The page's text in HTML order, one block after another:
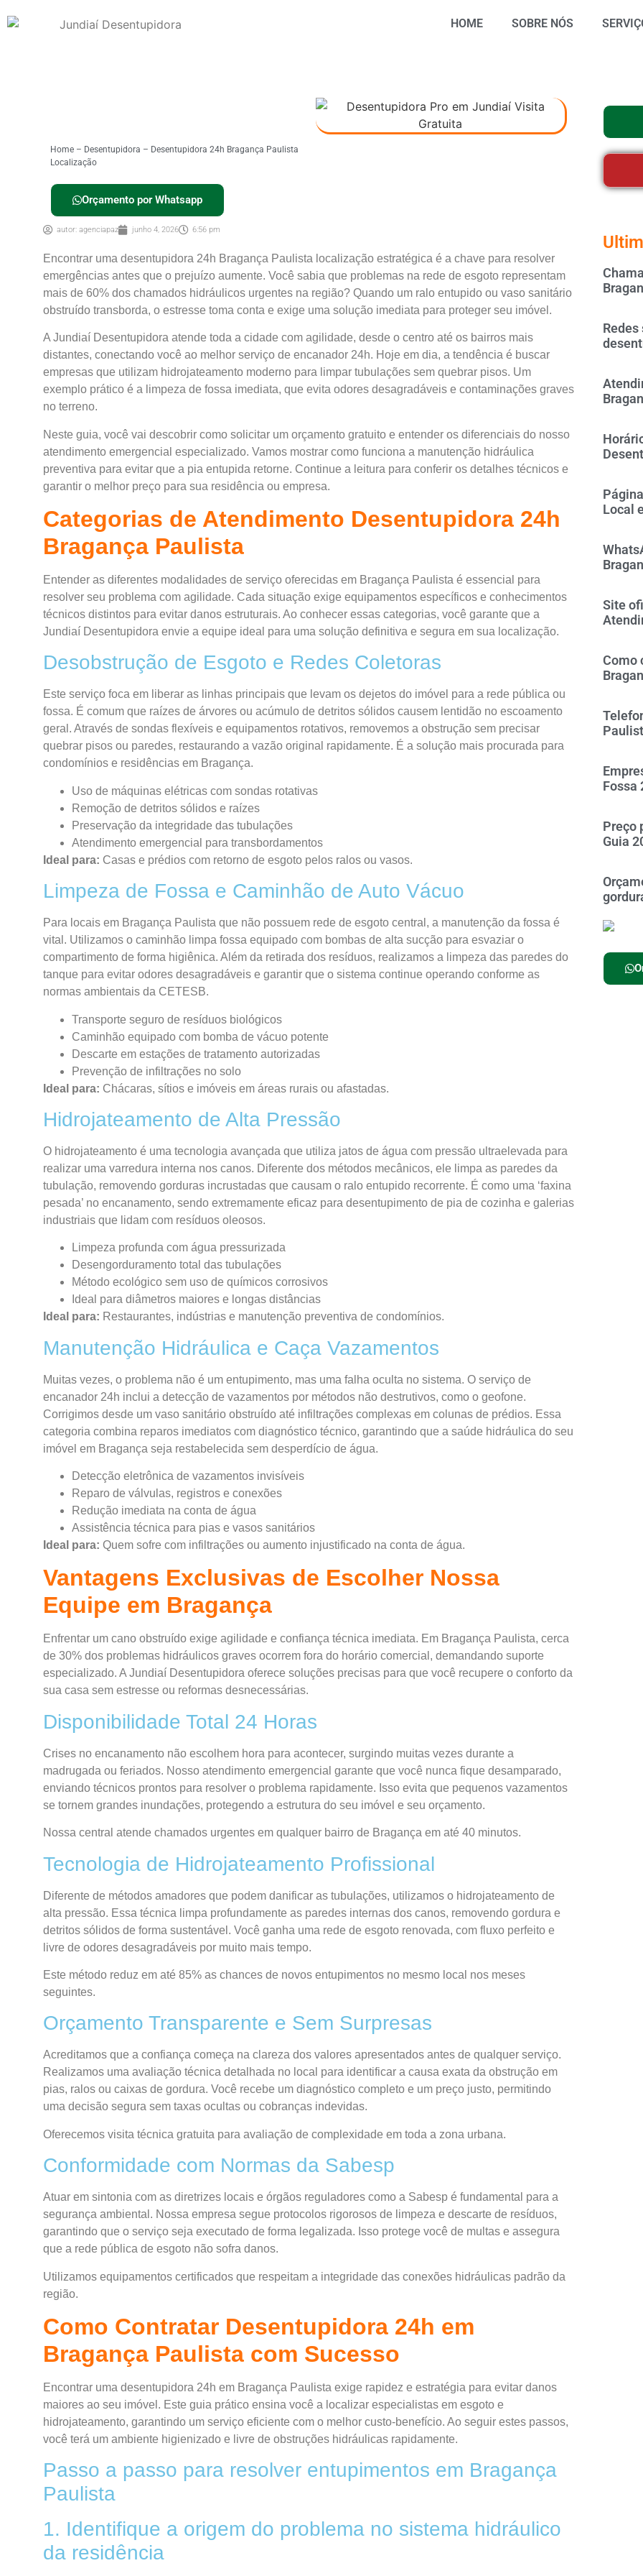
HOME SOBRE NÓS
Home – Desentupidora – Desentupidora 24h Bragança Paulista
Localização
Orçamento por Whatsapp
autor: agenciapaz junho 4, 2026 6:56 pm
Encontrar uma desentupidora 24h Bragança Paulista localização estratégica é a chave para resolver
emergências antes que o prejuízo aumente. Você sabia que problemas na rede de esgoto representam
mais de 60% dos chamados hidráulicos urgentes na região? Quando um ralo entupido ou vaso sanitário
obstruído transborda, o estresse toma conta e exige uma solução imediata para proteger seu imóvel.
A Jundiaí Desentupidora atende toda a cidade com agilidade, desde o centro até os bairros mais
distantes, conectando você ao melhor serviço de encanador 24h. Hoje em dia, a tendência é buscar
empresas que utilizam hidrojateamento moderno para limpar tubulações sem quebrar pisos. Um
exemplo prático é a limpeza de fossa imediata, que evita odores desagradáveis e contaminações graves
no terreno.
Neste guia, você vai descobrir como solicitar um orçamento gratuito e entender os diferenciais do nosso
atendimento emergencial especializado. Vamos mostrar como funciona a manutenção hidráulica
preventiva para evitar que a pia entupida retorne. Continue a leitura para conferir os detalhes técnicos e
garantir o melhor preço para sua residência ou empresa.
Categorias de Atendimento Desentupidora 24h
Bragança Paulista
Entender as diferentes modalidades de serviço oferecidas em Bragança Paulista é essencial para
resolver seu problema com agilidade. Cada situação exige equipamentos específicos e conhecimentos
técnicos distintos para evitar danos estruturais. Ao conhecer essas categorias, você garante que a
Jundiaí Desentupidora envie a equipe ideal para uma solução definitiva e segura em sua localização.
Desobstrução de Esgoto e Redes Coletoras
Este serviço foca em liberar as linhas principais que levam os dejetos do imóvel para a rede pública ou
fossa. É comum que raízes de árvores ou acúmulo de detritos sólidos causem lentidão no escoamento
geral. Através de sondas flexíveis e equipamentos rotativos, removemos a obstrução sem precisar
quebrar pisos ou paredes, restaurando a vazão original rapidamente. É a solução mais procurada para
condomínios e residências em Bragança.
Uso de máquinas elétricas com sondas rotativas
Remoção de detritos sólidos e raízes
Preservação da integridade das tubulações
Atendimento emergencial para transbordamentos
Ideal para: Casas e prédios com retorno de esgoto pelos ralos ou vasos.
Limpeza de Fossa e Caminhão de Auto Vácuo
Para locais em Bragança Paulista que não possuem rede de esgoto central, a manutenção da fossa é
vital. Utilizamos o caminhão limpa fossa equipado com bombas de alta sucção para esvaziar o
compartimento de forma higiênica. Além da retirada dos resíduos, realizamos a limpeza das paredes do
tanque para evitar odores desagradáveis e garantir que o sistema continue operando conforme as
normas ambientais da CETESB.
Transporte seguro de resíduos biológicos
Caminhão equipado com bomba de vácuo potente
Descarte em estações de tratamento autorizadas
Prevenção de infiltrações no solo
Ideal para: Chácaras, sítios e imóveis em áreas rurais ou afastadas.
Hidrojateamento de Alta Pressão
O hidrojateamento é uma tecnologia avançada que utiliza jatos de água com pressão ultraelevada para
realizar uma varredura interna nos canos. Diferente dos métodos mecânicos, ele limpa as paredes da
tubulação, removendo gorduras incrustadas que causam o ralo entupido recorrente. É como uma ‘faxina
pesada’ no encanamento, sendo extremamente eficaz para desentupimento de pia de cozinha e galerias
industriais que lidam com resíduos oleosos.
Limpeza profunda com água pressurizada
Desengorduramento total das tubulações
Método ecológico sem uso de químicos corrosivos
Ideal para diâmetros maiores e longas distâncias
Ideal para: Restaurantes, indústrias e manutenção preventiva de condomínios.
Manutenção Hidráulica e Caça Vazamentos
Muitas vezes, o problema não é um entupimento, mas uma falha oculta no sistema. O serviço de
encanador 24h inclui a detecção de vazamentos por métodos não destrutivos, como o geofone.
Corrigimos desde um vaso sanitário obstruído até infiltrações complexas em colunas de prédios. Essa
categoria combina reparos imediatos com diagnóstico técnico, garantindo que a saúde hidráulica do seu
imóvel em Bragança seja restabelecida sem desperdício de água.
Detecção eletrônica de vazamentos invisíveis
Reparo de válvulas, registros e conexões
Redução imediata na conta de água
Assistência técnica para pias e vasos sanitários
Ideal para: Quem sofre com infiltrações ou aumento injustificado na conta de água.
Vantagens Exclusivas de Escolher Nossa
Equipe em Bragança
Enfrentar um cano obstruído exige agilidade e confiança técnica imediata. Em Bragança Paulista, cerca
de 30% dos problemas hidráulicos graves ocorrem fora do horário comercial, demandando suporte
especializado. A Jundiaí Desentupidora oferece soluções precisas para que você recupere o conforto da
sua casa sem estresse ou reformas desnecessárias.
Disponibilidade Total 24 Horas
Crises no encanamento não escolhem hora para acontecer, surgindo muitas vezes durante a
madrugada ou feriados. Nosso atendimento emergencial garante que você nunca fique desamparado,
enviando técnicos prontos para resolver o problema rapidamente. Isso evita que pequenos vazamentos
se tornem grandes inundações, protegendo a estrutura do seu imóvel e seu orçamento.
Nossa central atende chamados urgentes em qualquer bairro de Bragança em até 40 minutos.
Tecnologia de Hidrojateamento Profissional
Diferente de métodos amadores que podem danificar as tubulações, utilizamos o hidrojateamento de
alta pressão. Essa técnica limpa profundamente as paredes internas dos canos, removendo gordura e
detritos sólidos de forma sustentável. Você ganha uma rede de esgoto renovada, com fluxo perfeito e
livre de odores desagradáveis por muito mais tempo.
Este método reduz em até 85% as chances de novos entupimentos no mesmo local nos meses
seguintes.
Orçamento Transparente e Sem Surpresas
Acreditamos que a confiança começa na clareza dos valores apresentados antes de qualquer serviço.
Realizamos uma avaliação técnica detalhada no local para identificar a causa exata da obstrução em
pias, ralos ou caixas de gordura. Você recebe um diagnóstico completo e um preço justo, permitindo
uma decisão segura sem taxas ocultas ou cobranças indevidas.
Oferecemos visita técnica gratuita para avaliação de complexidade em toda a zona urbana.
Conformidade com Normas da Sabesp
Atuar em sintonia com as diretrizes locais e órgãos reguladores como a Sabesp é fundamental para a
segurança ambiental. Nossa empresa segue protocolos rigorosos de limpeza e descarte de resíduos,
garantindo que o serviço seja executado de forma legalizada. Isso protege você de multas e assegura
que a rede pública de esgoto não sofra danos.
Utilizamos equipamentos certificados que respeitam a integridade das conexões hidráulicas padrão da
região.
Como Contratar Desentupidora 24h em
Bragança Paulista com Sucesso
Encontrar uma desentupidora 24h em Bragança Paulista exige rapidez e estratégia para evitar danos
maiores ao seu imóvel. Este guia prático ensina você a localizar especialistas em esgoto e
hidrojateamento, garantindo um serviço eficiente com o melhor custo-benefício. Ao seguir estes passos,
você terá um ambiente higienizado e livre de obstruções hidráulicas rapidamente.
Passo a passo para resolver entupimentos em Bragança
Paulista
1. Identifique a origem do problema no sistema hidráulico
da residência
Local
Site
Como
Fossa
Preço
Guia